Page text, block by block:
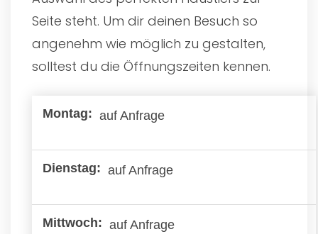
Seite steht. Um dir deinen Besuch so
angenehm wie möglich zu gestalten,
solltest du die Öffnungszeiten kennen.
auf Anfrage
auf Anfrage
auf Anfrage